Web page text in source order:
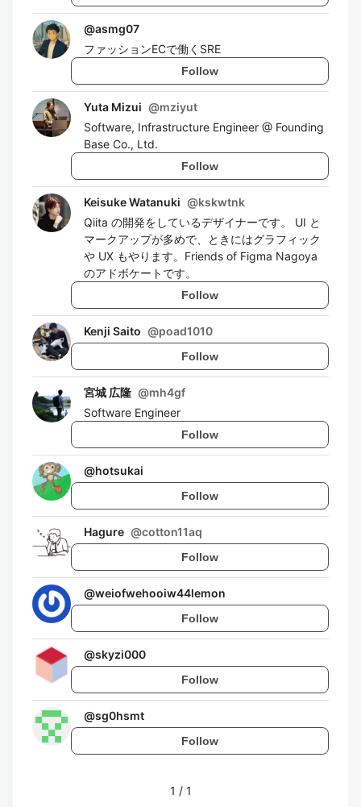
@asmg07
ファッションECで働くSRE
Follow
Yuta Mizui @mziyut
Software, Infrastructure Engineer @ Founding
Base Co., Ltd.
Follow
Keisuke Watanuki @kskwtnk
Qiita の開発をしているデザイナーです。 UI と
マークアップが多めで、ときにはグラフィック
や UX もやります。Friends of Figma Nagoya
のアドボケートです。
Follow
Kenji Saito @poad1010
Follow
宮城 広隆 @mh4gf
Software Engineer
Follow
@hotsukai
Follow
Hagure @cotton11aq
Follow
@weiofwehooiw44lemon
Follow
@skyzi000
Follow
@sg0hsmt
Follow
1 / 1